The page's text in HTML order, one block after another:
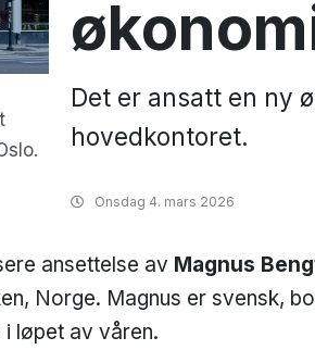
Det er ansatt en ny
hovedkontoret.
Onsdag 4. mars 2026
ansettelse av Magnus
Norge. Magnus er svensk,
løpet av våren.